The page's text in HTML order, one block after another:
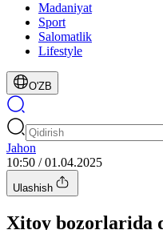
Madaniyat
Sport
Salomatlik
Lifestyle
O'ZB
Jahon
10:50 / 01.04.2025
Ulashish
Xitoy bozorlarida